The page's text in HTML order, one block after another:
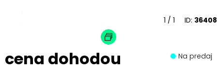
ID: 36408
1 / 1
cena dohodou Na predaj